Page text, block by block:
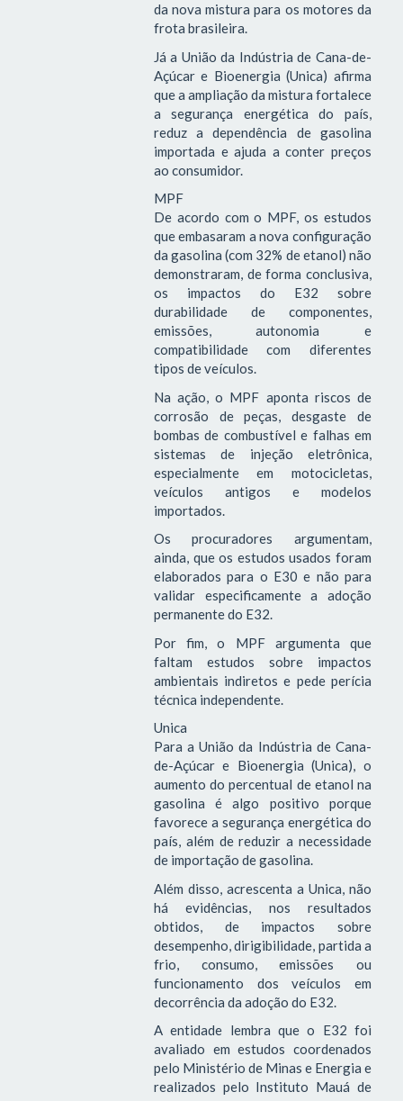
da nova mistura para os motores da
frota brasileira.
Já a União da Indústria de Cana-de-
Açúcar e Bioenergia (Unica) afirma
que a ampliação da mistura fortalece
a segurança energética do país,
reduz a dependência de gasolina
importada e ajuda a conter preços
ao consumidor.
MPF
De acordo com o MPF, os estudos
que embasaram a nova configuração
da gasolina (com 32% de etanol) não
demonstraram, de forma conclusiva,
os impactos do E32 sobre
durabilidade de componentes,
emissões, autonomia e
compatibilidade com diferentes
tipos de veículos.
Na ação, o MPF aponta riscos de
corrosão de peças, desgaste de
bombas de combustível e falhas em
sistemas de injeção eletrônica,
especialmente em motocicletas,
veículos antigos e modelos
importados.
Os procuradores argumentam,
ainda, que os estudos usados foram
elaborados para o E30 e não para
validar especificamente a adoção
permanente do E32.
Por fim, o MPF argumenta que
faltam estudos sobre impactos
ambientais indiretos e pede perícia
técnica independente.
Unica
Para a União da Indústria de Cana-
de-Açúcar e Bioenergia (Unica), o
aumento do percentual de etanol na
gasolina é algo positivo porque
favorece a segurança energética do
país, além de reduzir a necessidade
de importação de gasolina.
Além disso, acrescenta a Unica, não
há evidências, nos resultados
obtidos, de impactos sobre
desempenho, dirigibilidade, partida a
frio, consumo, emissões ou
funcionamento dos veículos em
decorrência da adoção do E32.
A entidade lembra que o E32 foi
avaliado em estudos coordenados
pelo Ministério de Minas e Energia e
realizados pelo Instituto Mauá de